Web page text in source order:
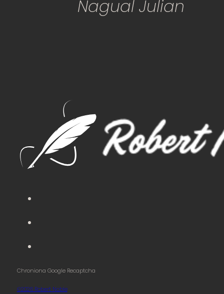
Nagual Julian
Chroniona Google Recaptcha
©2026 Robert Noble